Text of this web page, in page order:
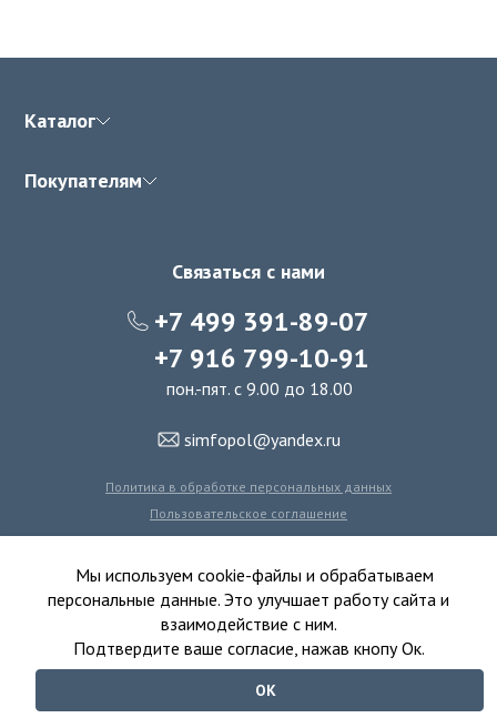
Каталог
Покупателям
Связаться с нами
+7 499 391-89-07
+7 916 799-10-91
пон.-пят. с 9.00 до 18.00
simfopol@yandex.ru
Политика в обработке персональных данных
Пользовательское соглашение
Политика использования файлов cookie
© 2016-2026 Симфония Пола - интернет-магазин
ковролина, линолеума, виниловых полов и ковровой плитки.
Мы используем cookie-файлы и обрабатываем
персональные данные. Это улучшает работу сайта и
взаимодействие с ним.
Подтвердите ваше согласие, нажав кнопу Ок.
ОК